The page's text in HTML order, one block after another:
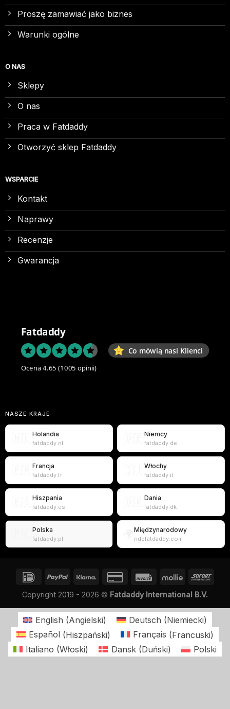
Proszę zamawiać jako biznes
Warunki ogólne
O NAS
Sklepy
O nas
Praca w Fatdaddy
Otworzyć sklep Fatdaddy
WSPARCIE
Kontakt
Naprawy
Recenzje
Gwarancja
Fatdaddy
Co mówią nasi Klienci
Ocena 4.65 (1005 opinii)
NASZE KRAJE
Holandia
fatdaddy.nl
Niemcy
fatdaddy.de
Francja
fatdaddy.fr
Włochy
fatdaddy.it
Hiszpania
fatdaddy.es
Dania
fatdaddy.dk
Polska
fatdaddy.pl
Międzynarodowy
ridefatdaddy.com
Copyright 2019 - 2026 © Fatdaddy International B.V.
English (Angielski) Deutsch (Niemiecki)
Español (Hiszpański) Français (Francuski)
Italiano (Włoski) Dansk(Duński) Polski